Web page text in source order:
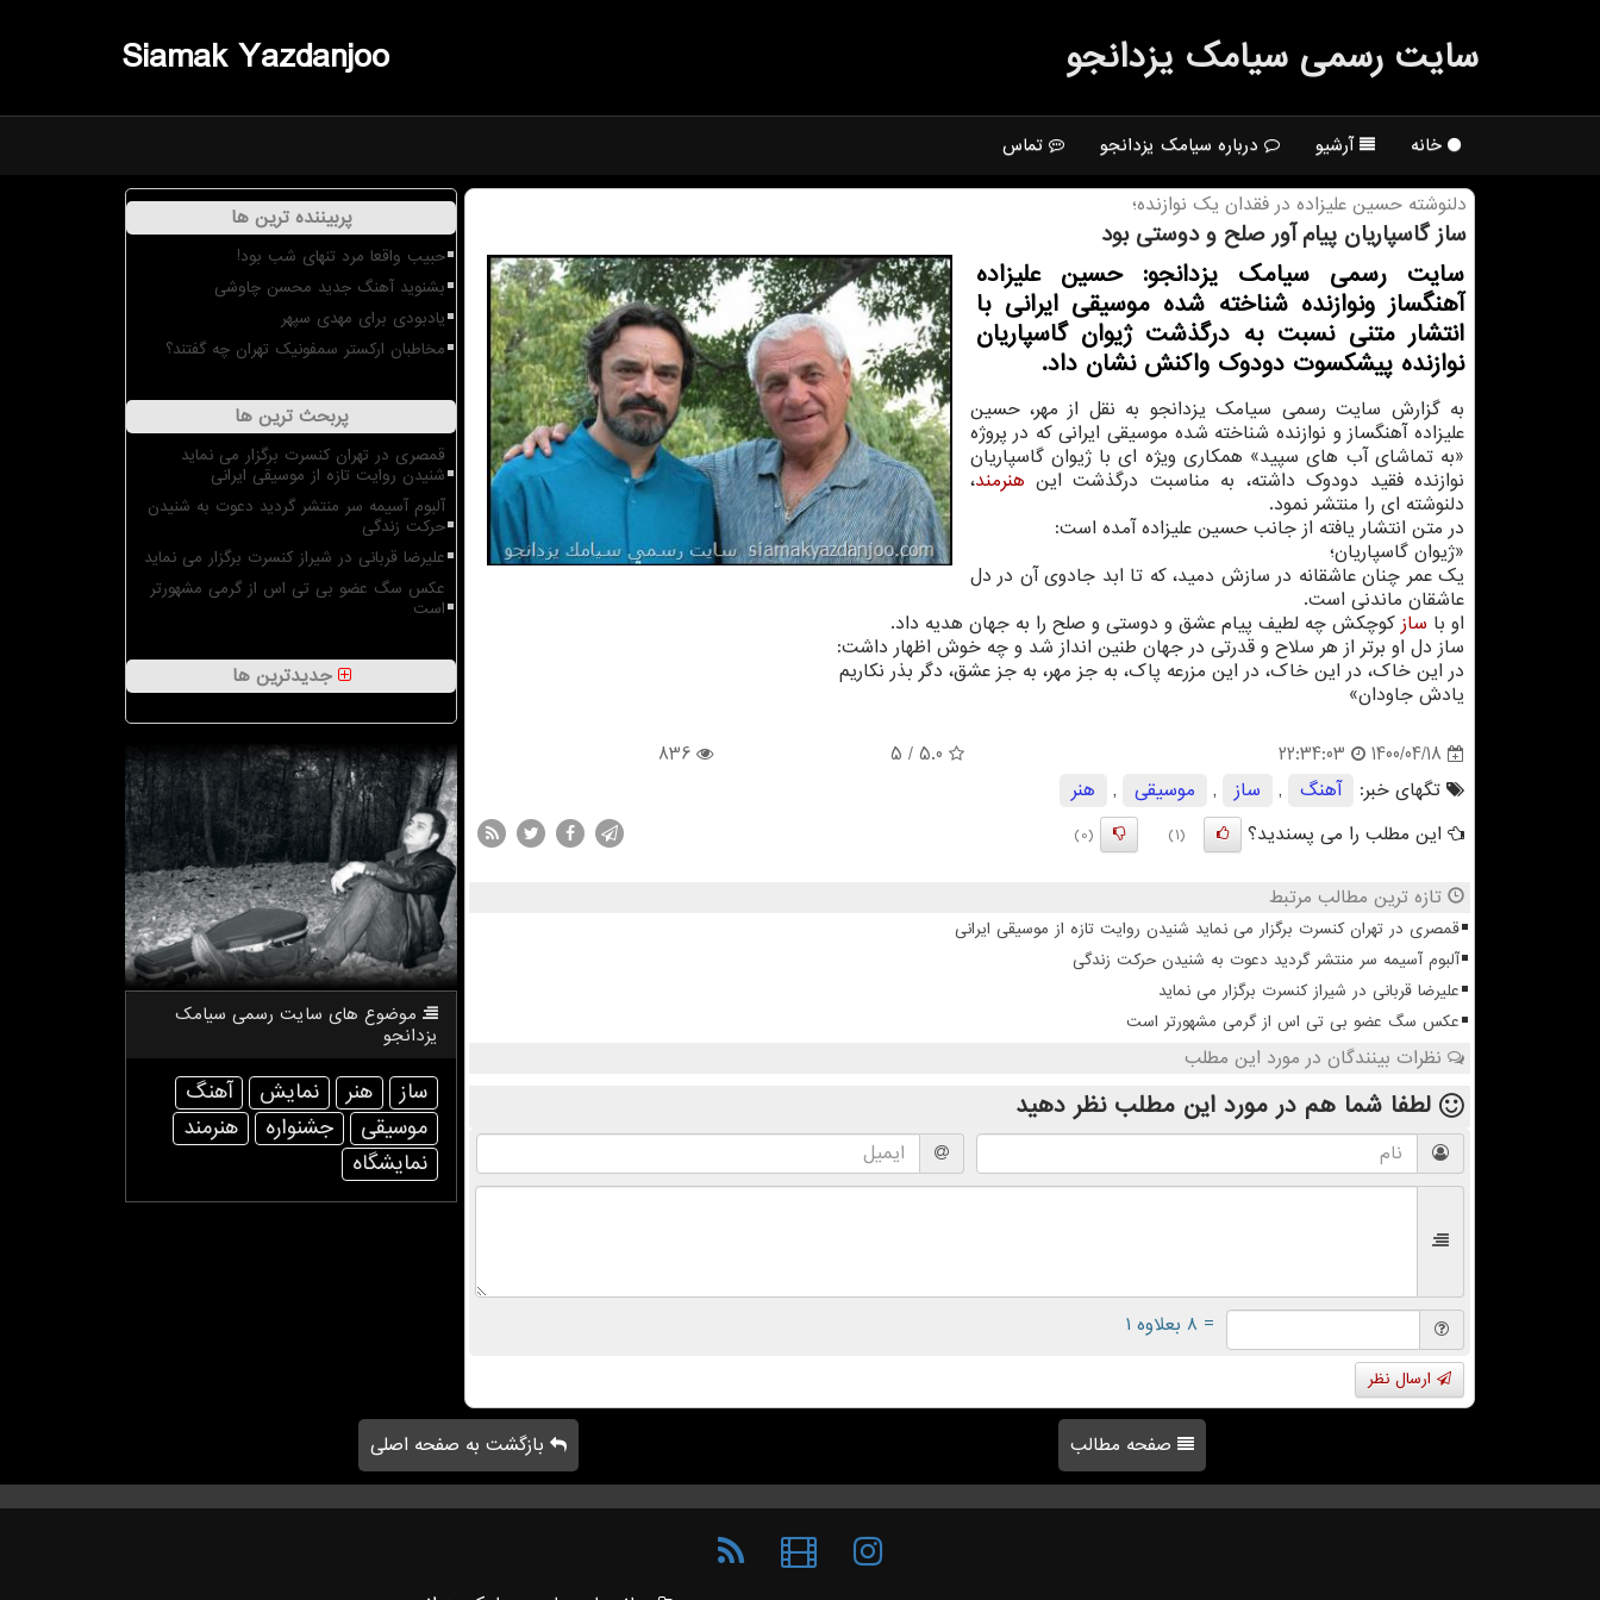
Siamak Yazdanjoo سایت رسمی سیامك یزدانجو
خانه آرشیو درباره سیامک یزدانجو تماس
دلنوشته حسین علیزاده در فقدان یك نوازنده؛
ساز گاسپاریان پیام آور صلح و دوستی بود
سایت رسمی سیامک یزدانجو: حسین علیزاده
آهنگساز ونوازنده شناخته شده موسیقی ایرانی با
انتشار متنی نسبت به درگذشت ژیوان گاسپاریان
نوازنده پیشکسوت دودوک واکنش نشان داد.
به گزارش سایت رسمی سیامک یزدانجو به نقل از مهر، حسین
علیزاده آهنگساز و نوازنده شناخته شده موسیقی ایرانی که در پروژه
«به تماشای آب های سپید» همکاری ویژه ای با ژیوان گاسپاریان
نوازنده فقید دودوک داشته، به مناسبت درگذشت این هنرمند،
دلنوشته ای را منتشر نمود.
در متن انتشار یافته از جانب حسین علیزاده آمده است:
«ژیوان گاسپاریان؛
یک عمر چنان عاشقانه در سازش دمید، که تا ابد جادوی آن در دل
عاشقان ماندنی است.
او با ساز کوچکش چه لطیف پیام عشق و دوستی و صلح را به جهان هدیه داد.
ساز دل او برتر از هر سلاح و قدرتی در جهان طنین انداز شد و چه خوش اظهار داشت:
در این خاک، در این خاک، در این مزرعه پاک، به جز مهر، به جز عشق، دگر بذر نکاریم
یادش جاودان»
1400/04/18
22:34:03
5.0
/ 5
836
تگهای خبر:
آهنگ , ساز , موسیقی ,
هنر
این مطلب را می پسندید؟
(1)
(0)
تازه ترین مطالب مرتبط
قمصری در تهران کنسرت برگزار می نماید شنیدن روایت تازه از موسیقی ایرانی
آلبوم آسیمه سر منتشر گردید دعوت به شنیدن حرکت زندگی
علیرضا قربانی در شیراز کنسرت برگزار می نماید
عکس سگ عضو بی تی اس از گرمی مشهورتر است
نظرات بینندگان در مورد این مطلب
لطفا شما هم در مورد این مطلب نظر دهید
= ۸ بعلاوه ۱
ارسال نظر
پربیننده ترین ها
حبیب واقعا مرد تنهای شب بود!
بشنوید آهنگ جدید محسن چاوشی
یادبودی برای مهدی سپهر
مخاطبان ارکستر سمفونیک تهران چه گفتند؟
پربحث ترین ها
قمصری در تهران کنسرت برگزار می نماید
شنیدن روایت تازه از موسیقی ایرانی
آلبوم آسیمه سر منتشر گردید دعوت به شنیدن
حرکت زندگی
علیرضا قربانی در شیراز کنسرت برگزار می نماید
عکس سگ عضو بی تی اس از گرمی مشهورتر
است
جدیدترین ها
موضوع های سایت رسمی سیامك
یزدانجو
ساز هنر نمایش
آهنگ
موسیقی
جشنواره
هنرمند
نمایشگاه
صفحه مطالب بازگشت به صفحه اصلی